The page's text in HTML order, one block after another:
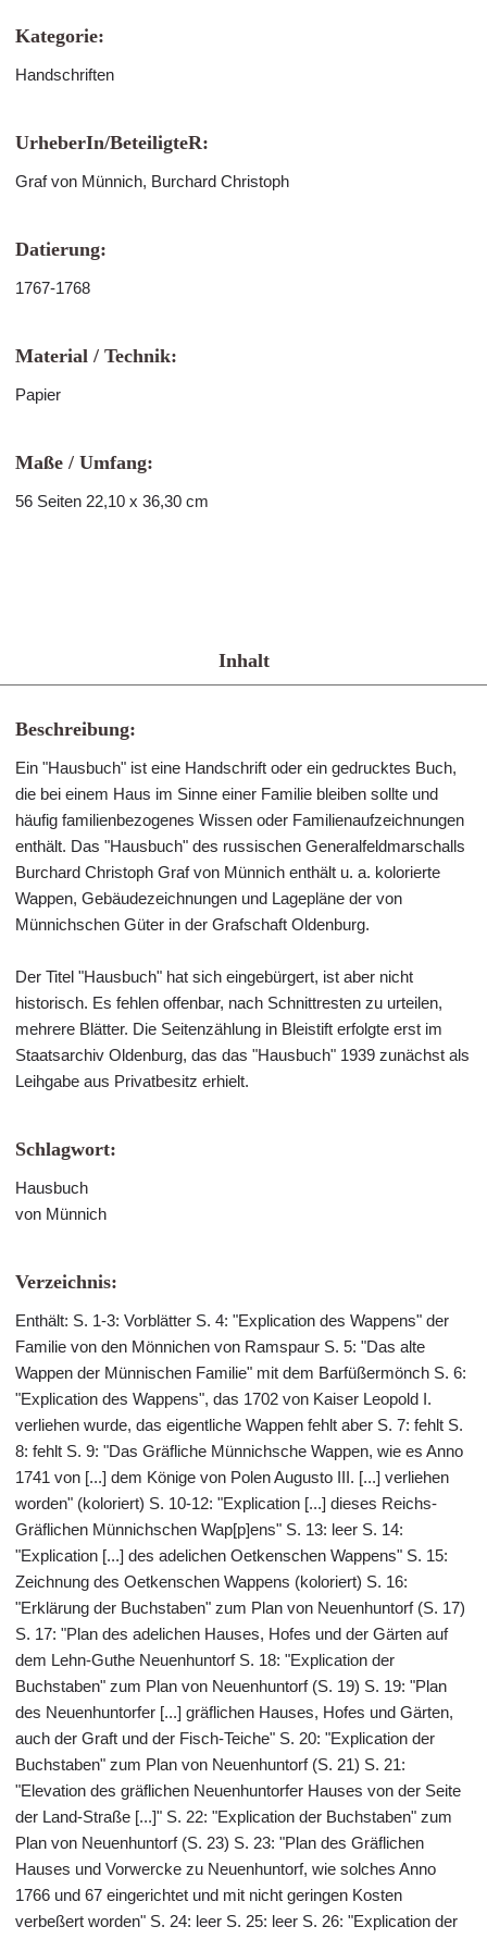
Kategorie:
Handschriften
UrheberIn/BeteiligteR:
Graf von Münnich, Burchard Christoph
Datierung:
1767-1768
Material / Technik:
Papier
Maße / Umfang:
56 Seiten 22,10 x 36,30 cm
Inhalt
Beschreibung:
Ein "Hausbuch" ist eine Handschrift oder ein gedrucktes Buch,
die bei einem Haus im Sinne einer Familie bleiben sollte und
häufig familienbezogenes Wissen oder Familienaufzeichnungen
enthält. Das "Hausbuch" des russischen Generalfeldmarschalls
Burchard Christoph Graf von Münnich enthält u. a. kolorierte
Wappen, Gebäudezeichnungen und Lagepläne der von
Münnichschen Güter in der Grafschaft Oldenburg.
Der Titel "Hausbuch" hat sich eingebürgert, ist aber nicht
historisch. Es fehlen offenbar, nach Schnittresten zu urteilen,
mehrere Blätter. Die Seitenzählung in Bleistift erfolgte erst im
Staatsarchiv Oldenburg, das das "Hausbuch" 1939 zunächst als
Leihgabe aus Privatbesitz erhielt.
Schlagwort:
Hausbuch
von Münnich
Verzeichnis:
Enthält: S. 1-3: Vorblätter S. 4: "Explication des Wappens" der
Familie von den Mönnichen von Ramspaur S. 5: "Das alte
Wappen der Münnischen Familie" mit dem Barfüßermönch S. 6:
"Explication des Wappens", das 1702 von Kaiser Leopold I.
verliehen wurde, das eigentliche Wappen fehlt aber S. 7: fehlt S.
8: fehlt S. 9: "Das Gräfliche Münnichsche Wappen, wie es Anno
1741 von [...] dem Könige von Polen Augusto III. [...] verliehen
worden" (koloriert) S. 10-12: "Explication [...] dieses Reichs-
Gräflichen Münnichschen Wap[p]ens" S. 13: leer S. 14:
"Explication [...] des adelichen Oetkenschen Wappens" S. 15:
Zeichnung des Oetkenschen Wappens (koloriert) S. 16:
"Erklärung der Buchstaben" zum Plan von Neuenhuntorf (S. 17)
S. 17: "Plan des adelichen Hauses, Hofes und der Gärten auf
dem Lehn-Guthe Neuenhuntorf S. 18: "Explication der
Buchstaben" zum Plan von Neuenhuntorf (S. 19) S. 19: "Plan
des Neuenhuntorfer [...] gräflichen Hauses, Hofes und Gärten,
auch der Graft und der Fisch-Teiche" S. 20: "Explication der
Buchstaben" zum Plan von Neuenhuntorf (S. 21) S. 21:
"Elevation des gräflichen Neuenhuntorfer Hauses von der Seite
der Land-Straße [...]" S. 22: "Explication der Buchstaben" zum
Plan von Neuenhuntorf (S. 23) S. 23: "Plan des Gräflichen
Hauses und Vorwercke zu Neuenhuntorf, wie solches Anno
1766 und 67 eingerichtet und mit nicht geringen Kosten
verbeßert worden" S. 24: leer S. 25: leer S. 26: "Explication der